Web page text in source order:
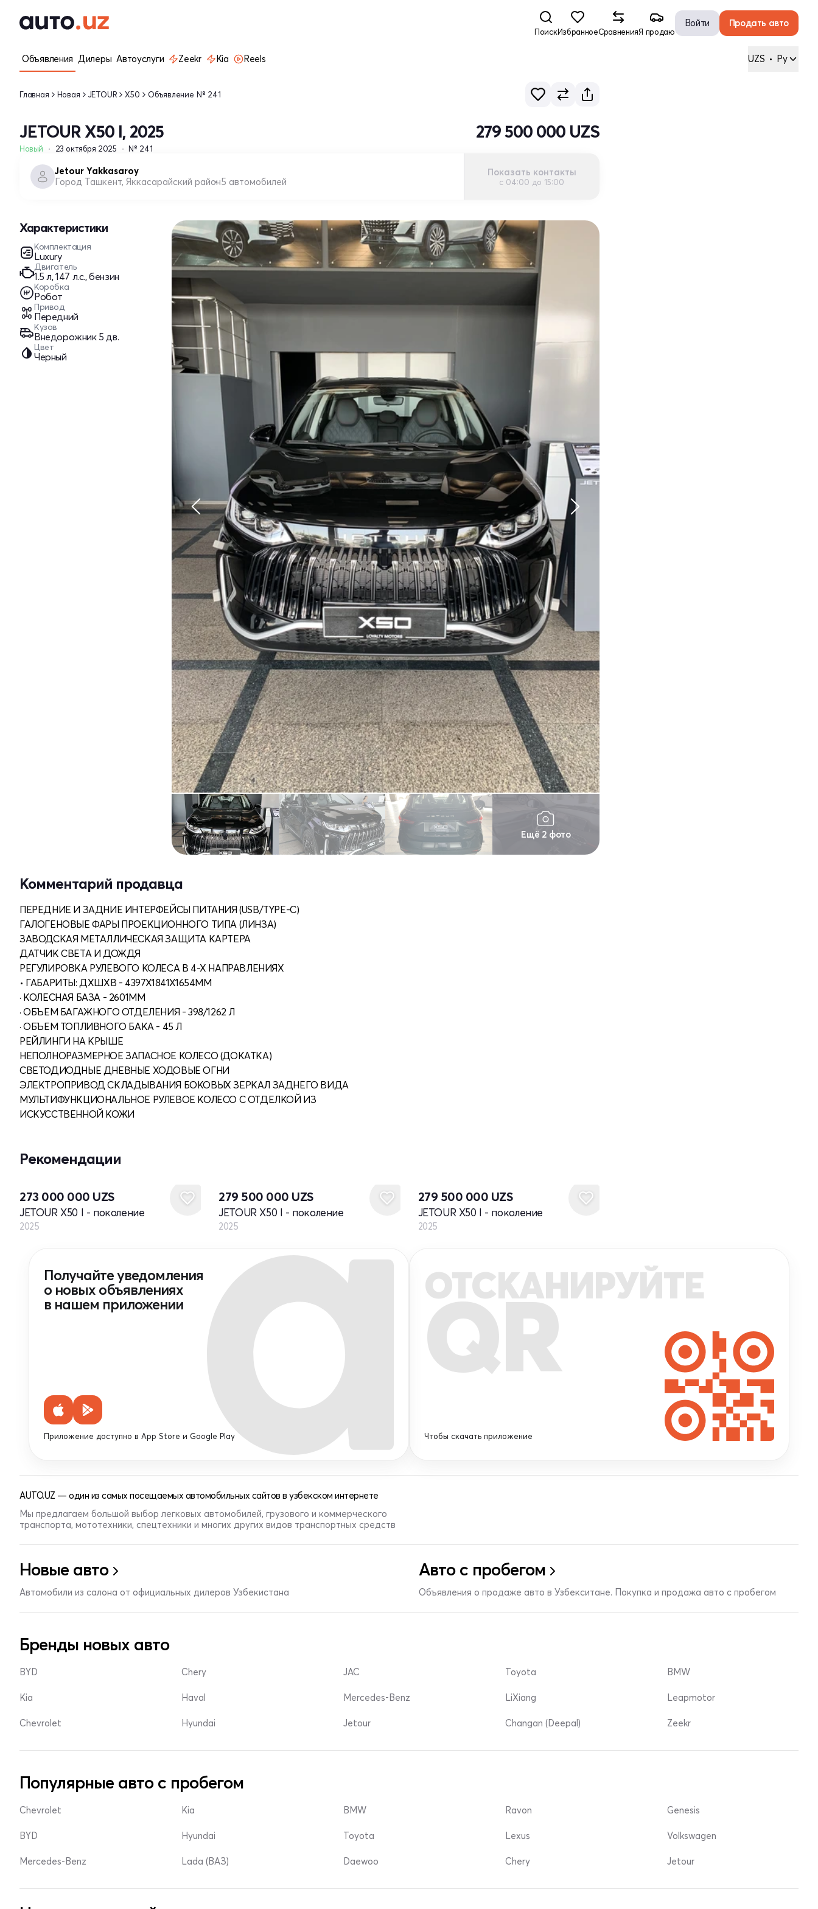
ПоискИзбранноеСравненияЯ продаю
Войти Продать авто
Объявления Дилеры Автоуслуги Zeekr Kia Reels UZS • Ру
Главная Новая JETOUR X50 Объявление № 241
JETOUR X50 I, 2025
Новый 23 октября 2025 № 241
279 500 000 UZS
Jetour Yakkasaroy
Город Ташкент, Яккасарайский район5 автомобилей
Показать контакты
с 04:00 до 15:00
Характеристики
Комплектация
Luxury
Двигатель
1.5 л, 147 л.с., бензин
Коробка
Робот
Привод
Передний
Кузов
Внедорожник 5 дв.
Цвет
Черный
Ещё 2 фото
Комментарий продавца
ПЕРЕДНИЕ И ЗАДНИЕ ИНТЕРФЕЙСЫ ПИТАНИЯ (USB/TYPE-С)
ГАЛОГЕНОВЫЕ ФАРЫ ПРОЕКЦИОННОГО ТИПА (ЛИНЗА)
ЗАВОДСКАЯ МЕТАЛЛИЧЕСКАЯ ЗАЩИТА КАРТЕРА
ДАТЧИК СВЕТА И ДОЖДЯ
РЕГУЛИРОВКА РУЛЕВОГО КОЛЕСА В 4-Х НАПРАВЛЕНИЯХ
• ГАБАРИТЫ: ДХШХВ - 4397Х1841Х1654ММ
· КОЛЕСНАЯ БАЗА - 2601ММ
· ОБЪЕМ БАГАЖНОГО ОТДЕЛЕНИЯ - 398/1262 Л
· ОБЪЕМ ТОПЛИВНОГО БАКА - 45 Л
РЕЙЛИНГИ НА КРЫШЕ
НЕПОЛНОРАЗМЕРНОЕ ЗАПАСНОЕ КОЛЕСО (ДОКАТКА)
СВЕТОДИОДНЫЕ ДНЕВНЫЕ ХОДОВЫЕ ОГНИ
ЭЛЕКТРОПРИВОД СКЛАДЫВАНИЯ БОКОВЫХ ЗЕРКАЛ ЗАДНЕГО ВИДА
МУЛЬТИФУНКЦИОНАЛЬНОЕ РУЛЕВОЕ КОЛЕСО С ОТДЕЛКОЙ ИЗ
ИСКУССТВЕННОЙ КОЖИ
Рекомендации
273 000 000 UZS
JETOUR X50 I - поколение
2025
279 500 000 UZS
JETOUR X50 I - поколение
2025
279 500 000 UZS
JETOUR X50 I - поколение
2025
Получайте уведомления
о новых объявлениях
в нашем приложении
Приложение доступно в App Store и Google Play
ОТСКАНИРУЙТЕ
QR
Чтобы скачать приложение
AUTO.UZ — один из самых посещаемых автомобильных сайтов в узбекском интернете
Мы предлагаем большой выбор легковых автомобилей, грузового и коммерческого
транспорта, мототехники, спецтехники и многих других видов транспортных средств
Новые авто
Автомобили из салона от официальных дилеров Узбекистана
Авто с пробегом
Объявления о продаже авто в Узбекситане. Покупка и продажа авто с пробегом
Бренды новых авто
BYD
Kia
Chevrolet
Chery
Haval
Hyundai
JAC
Mercedes-Benz
Jetour
Toyota
LiXiang
Changan (Deepal)
BMW
Leapmotor
Zeekr
Популярные авто с пробегом
Chevrolet
BYD
Mercedes-Benz
Kia
Hyundai
Lada (ВАЗ)
BMW
Toyota
Daewoo
Ravon
Lexus
Chery
Genesis
Volkswagen
Jetour